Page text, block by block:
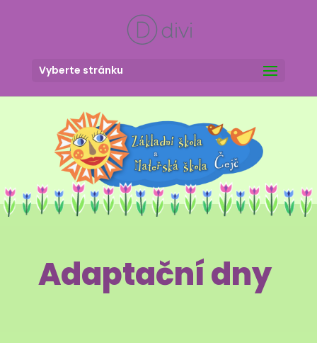
Vyberte stránku
Adaptační dny